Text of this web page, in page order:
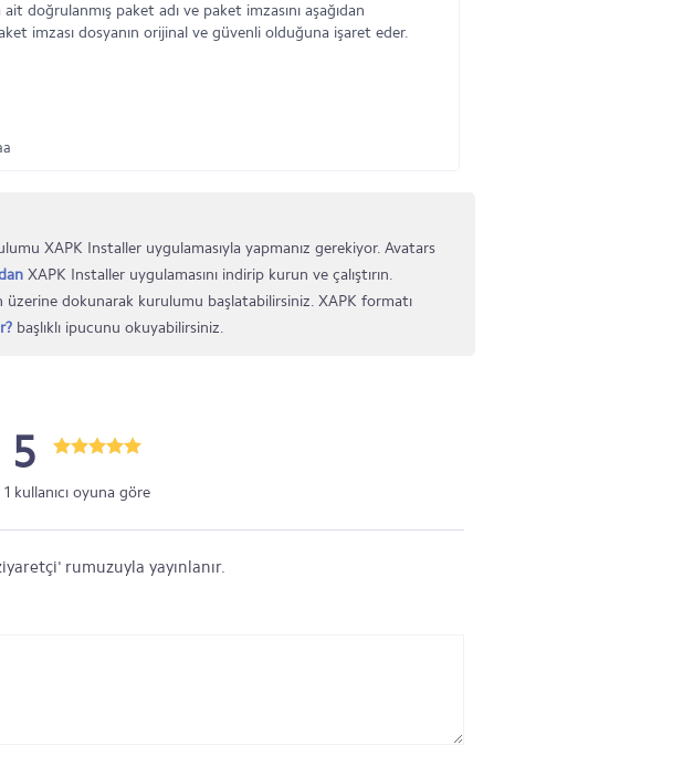
doğrulanmış paket adı ve paket imzasını aşağıdan
imzası dosyanın orijinal ve güvenli olduğuna işaret eder.
XAPK Installer uygulamasıyla yapmanız gerekiyor. Avatars
XAPK Installer uygulamasını indirip kurun ve çalıştırın.
dokunarak kurulumu başlatabilirsiniz. XAPK formatı
başlıklı ipucunu okuyabilirsiniz.
5
1 kullanıcı oyuna göre
rumuzuyla yayınlanır.